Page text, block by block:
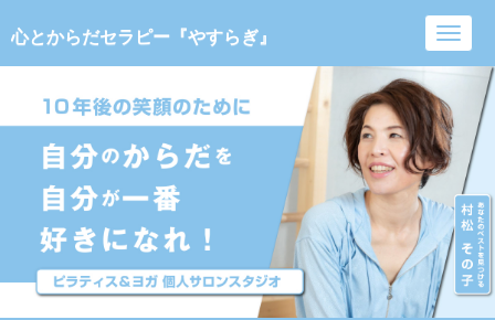
心とからだセラピー『やすらぎ』